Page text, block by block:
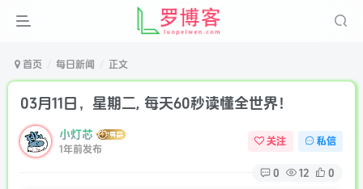
首页 每日新闻 正文
03月11日，星期二, 每天60秒读懂全世界！
小灯芯
1年前发布
关注 私信
0 12 0